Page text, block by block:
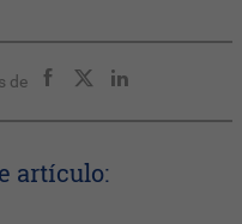
de
artículo: